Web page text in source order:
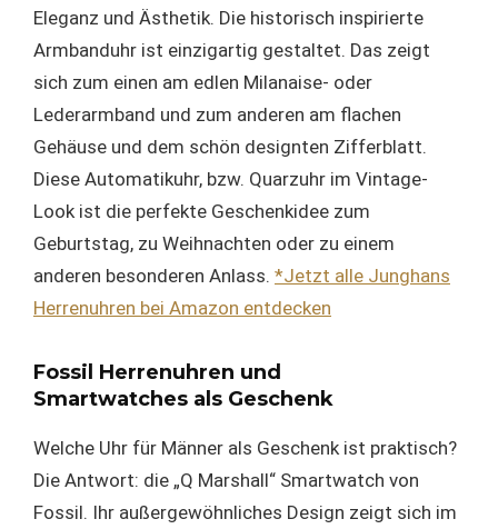
Eleganz und Ästhetik. Die historisch inspirierte
Armbanduhr ist einzigartig gestaltet. Das zeigt
sich zum einen am edlen Milanaise- oder
Lederarmband und zum anderen am flachen
Gehäuse und dem schön designten Zifferblatt.
Diese Automatikuhr, bzw. Quarzuhr im Vintage-
Look ist die perfekte Geschenkidee zum
Geburtstag, zu Weihnachten oder zu einem
anderen besonderen Anlass. *Jetzt alle Junghans
Herrenuhren bei Amazon entdecken
Fossil Herrenuhren und
Smartwatches als Geschenk
Welche Uhr für Männer als Geschenk ist praktisch?
Die Antwort: die „Q Marshall“ Smartwatch von
Fossil. Ihr außergewöhnliches Design zeigt sich im